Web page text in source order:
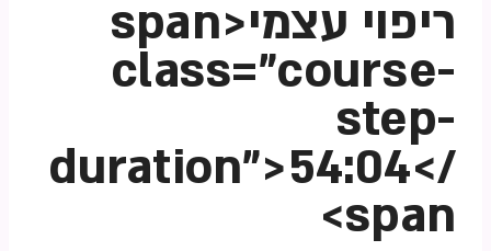
ריפוי עצמי<span
class="course-
step-
duration">54:04</
span>